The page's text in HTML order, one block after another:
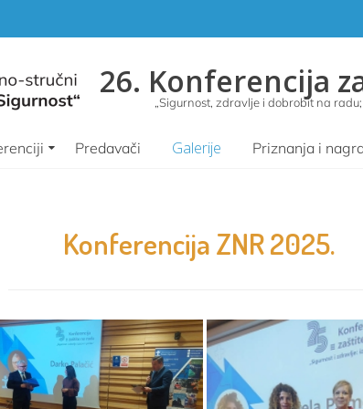
26. Konferencija
„Sigurnost, zdravlje i dobrobit na
Predavači Galerije Priznanja i
Konferencija ZNR 2025.